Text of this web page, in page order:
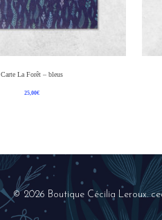
Ajouter Au Panier
Carte La Forêt – bleus
25,00€
© 2026 Boutique Cécilia Leroux.